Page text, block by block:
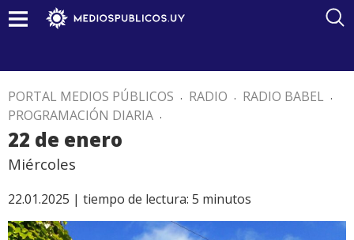
PORTAL MEDIOS PÚBLICOS . RADIO . RADIO BABEL .
PROGRAMACIÓN DIARIA .
22 de enero
Miércoles
22.01.2025 | tiempo de lectura: 5 minutos